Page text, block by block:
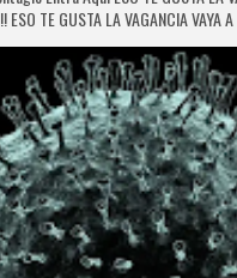
ESO TE GUSTA LA VAGANCIA VAYA A